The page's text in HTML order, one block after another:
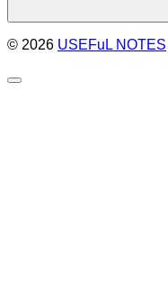
© 2026 USEFuL NOTES